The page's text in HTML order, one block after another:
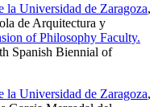
la Universidad de Zaragoza,
de Arquitectura y
of Philosophy Faculty.
Spanish Biennial of
la Universidad de Zaragoza,